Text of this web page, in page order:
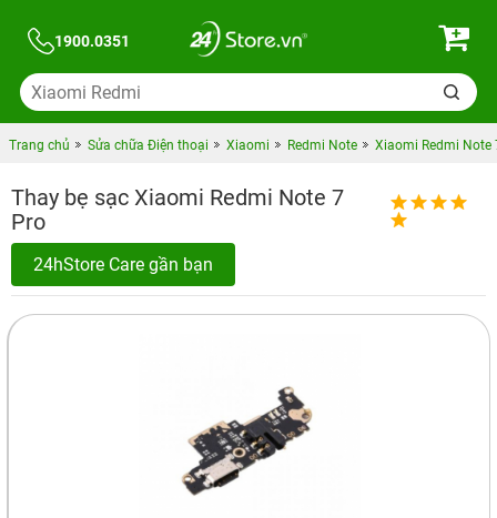
1900.0351
Trang chủ Sửa chữa Điện thoại Xiaomi Redmi Note Xiaomi Redmi Note
Thay bẹ sạc Xiaomi Redmi Note 7
Pro
24hStore Care gần bạn